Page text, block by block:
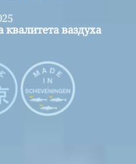
квалитета ваздуха